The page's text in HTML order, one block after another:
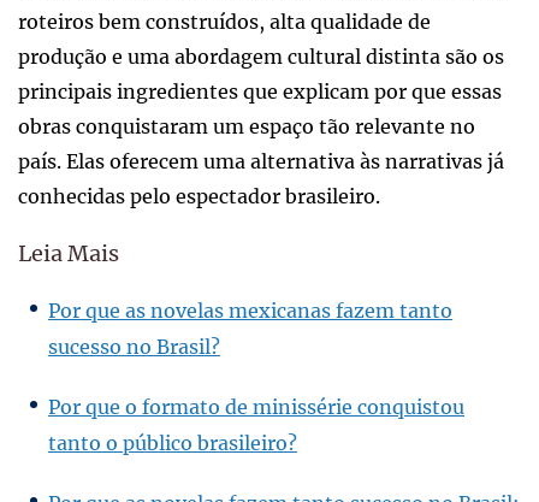
roteiros bem construídos, alta qualidade de
produção e uma abordagem cultural distinta são os
principais ingredientes que explicam por que essas
obras conquistaram um espaço tão relevante no
país. Elas oferecem uma alternativa às narrativas já
conhecidas pelo espectador brasileiro.
Leia Mais
Por que as novelas mexicanas fazem tanto
sucesso no Brasil?
Por que o formato de minissérie conquistou
tanto o público brasileiro?